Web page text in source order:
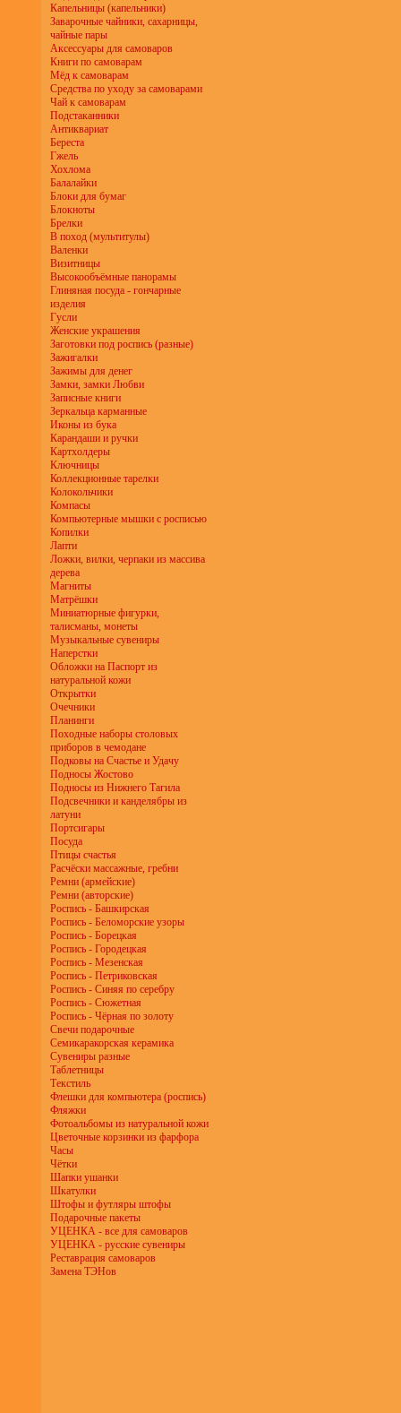
Капельницы (капельники)
Заварочные чайники, сахарницы,
чайные пары
Аксессуары для самоваров
Книги по самоварам
Мёд к самоварам
Средства по уходу за самоварами
Чай к самоварам
Подстаканники
Антиквариат
Береста
Гжель
Хохлома
Балалайки
Блоки для бумаг
Блокноты
Брелки
В поход (мультитулы)
Валенки
Визитницы
Высокообъёмные панорамы
Глиняная посуда - гончарные
изделия
Гусли
Женские украшения
Заготовки под роспись (разные)
Зажигалки
Зажимы для денег
Замки, замки Любви
Записные книги
Зеркальца карманные
Иконы из бука
Карандаши и ручки
Картхолдеры
Ключницы
Коллекционные тарелки
Колокольчики
Компасы
Компьютерные мышки с росписью
Копилки
Лапти
Ложки, вилки, черпаки из массива
дерева
Магниты
Матрёшки
Миниатюрные фигурки,
талисманы, монеты
Музыкальные сувениры
Наперстки
Обложки на Паспорт из
натуральной кожи
Открытки
Очечники
Планинги
Походные наборы столовых
приборов в чемодане
Подковы на Счастье и Удачу
Подносы Жостово
Подносы из Нижнего Тагила
Подсвечники и канделябры из
латуни
Портсигары
Посуда
Птицы счастья
Расчёски массажные, гребни
Ремни (армейские)
Ремни (авторские)
Роспись - Башкирская
Роспись - Беломорские узоры
Роспись - Борецкая
Роспись - Городецкая
Роспись - Мезенская
Роспись - Петриковская
Роспись - Синяя по серебру
Роспись - Сюжетная
Роспись - Чёрная по золоту
Свечи подарочные
Семикаракорская керамика
Сувениры разные
Таблетницы
Текстиль
Флешки для компьютера (роспись)
Фляжки
Фотоальбомы из натуральной кожи
Цветочные корзинки из фарфора
Часы
Чётки
Шапки ушанки
Шкатулки
Штофы и футляры штофы
Подарочные пакеты
УЦЕНКА - все для самоваров
УЦЕНКА - русские сувениры
Реставрация самоваров
Замена ТЭНов